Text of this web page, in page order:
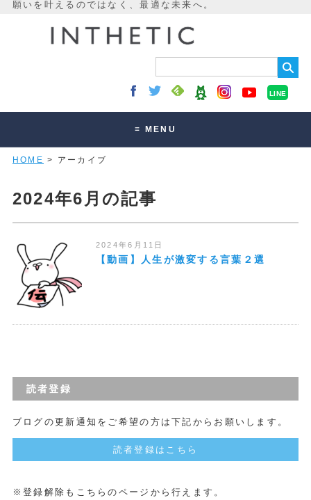
LINE
≡ MENU
講座・セッション
読みもの
HOME > アーカイブ
2024年6月の記事
2024年6月11日
【動画】人生が激変する言葉２選
読者登録
ブログの更新通知をご希望の方は下記からお願いします。
読者登録はこちら
※登録解除もこちらのページから行えます。